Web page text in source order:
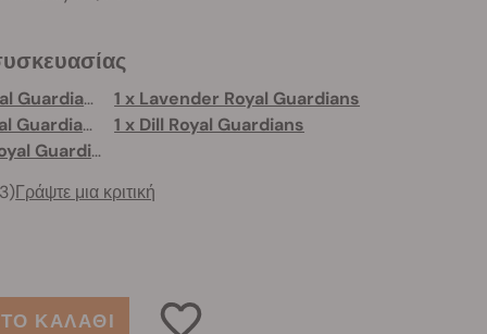
1 x Sunflower Royal Guardians
1 x Lavender Royal Guardians
1 x Coriander Royal Guardians
1 x Dill Royal Guardians
1 x Lemon Balm Royal Guardians
Γράψτε μια κριτική
ΚΑΛΑΘΙ